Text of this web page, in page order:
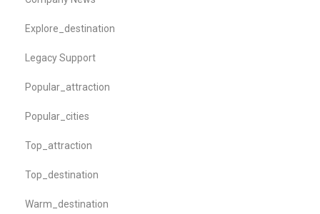
Explore_destination
Legacy Support
Popular_attraction
Popular_cities
Top_attraction
Top_destination
Warm_destination